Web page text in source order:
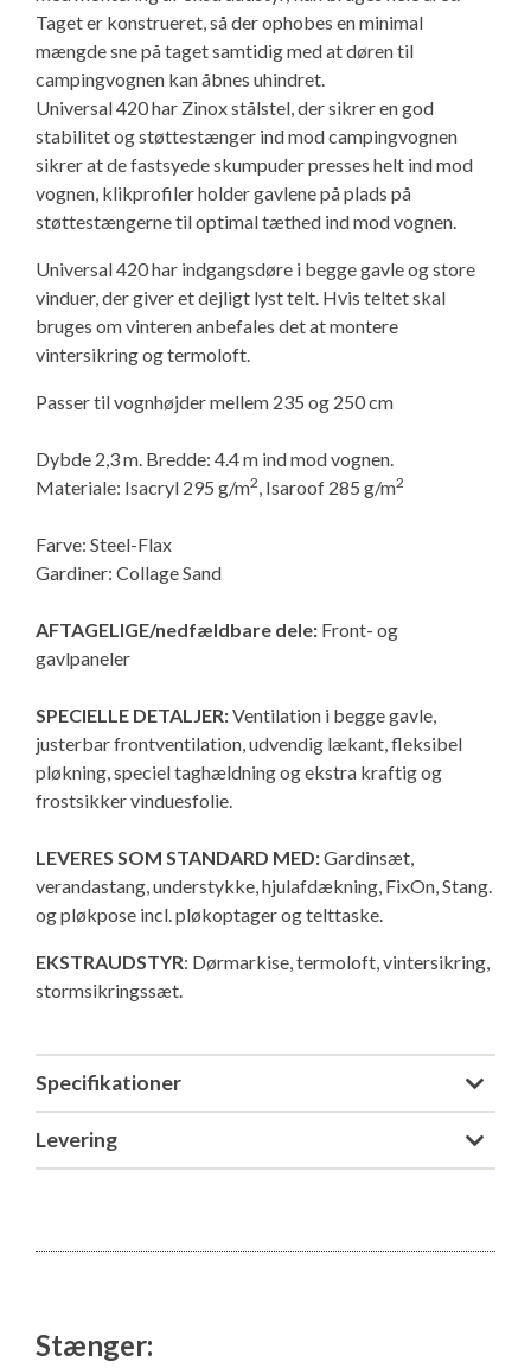
Isabella Opstillingsvejledninger
GPDR - Optagelse af foto og video
GPDR - KG Camping Kundeklub
Taget er konstrueret, så der ophobes en minimal
mængde sne på taget samtidig med at døren til
campingvognen kan åbnes uhindret.
Universal 420 har Zinox stålstel, der sikrer en god
stabilitet og støttestænger ind mod campingvognen
sikrer at de fastsyede skumpuder presses helt ind mod
vognen, klikprofiler holder gavlene på plads på
støttestængerne til optimal tæthed ind mod vognen.
Universal 420 har indgangsdøre i begge gavle og store
vinduer, der giver et dejligt lyst telt. Hvis teltet skal
bruges om vinteren anbefales det at montere
vintersikring og termoloft.
Passer til vognhøjder mellem 235 og 250 cm
Dybde 2,3 m. Bredde: 4.4 m ind mod vognen.
Materiale: Isacryl 295 g/m2, Isaroof 285 g/m2
Farve: Steel-Flax
Gardiner: Collage Sand
AFTAGELIGE/nedfældbare dele: Front- og
gavlpaneler
SPECIELLE DETALJER:Ventilation i begge gavle,
justerbar frontventilation, udvendig lækant, fleksibel
pløkning, speciel taghældning og ekstra kraftig og
frostsikker vinduesfolie.
LEVERES SOM STANDARD MED:Gardinsæt,
verandastang, understykke, hjulafdækning, FixOn, Stang.
og pløkpose incl. pløkoptager og telttaske.
EKSTRAUDSTYR: Dørmarkise, termoloft, vintersikring,
stormsikringssæt.
Specifikationer
Levering
Stænger: